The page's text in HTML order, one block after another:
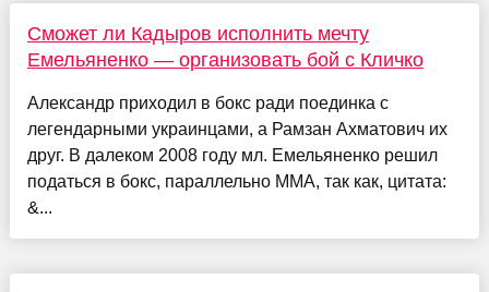
Сможет ли Кадыров исполнить мечту
Емельяненко — организовать бой с Кличко
Александр приходил в бокс ради поединка с
легендарными украинцами, а Рамзан Ахматович их
друг. В далеком 2008 году мл. Емельяненко решил
податься в бокс, параллельно ММА, так как, цитата:
&...